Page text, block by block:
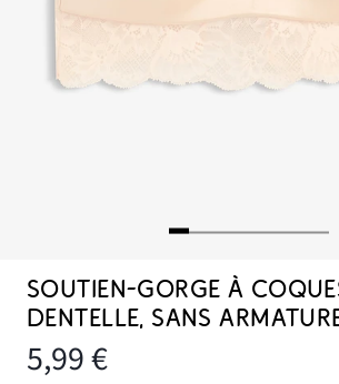
SOUTIEN-GORGE À
DENTELLE, SANS
5,99 €